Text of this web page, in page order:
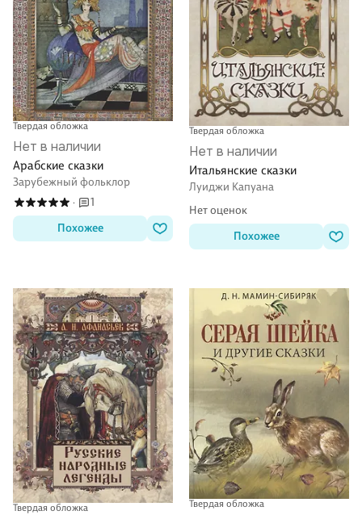
Твердая обложка
Нет в наличии
Арабские сказки
Зарубежный фольклор
·
1
Похожее
Твердая обложка
Нет в наличии
Итальянские сказки
Луиджи Капуана
Нет оценок
Похожее
Твердая обложка Твердая обложка